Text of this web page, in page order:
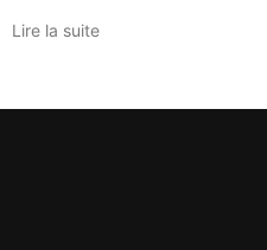
Lire la suite